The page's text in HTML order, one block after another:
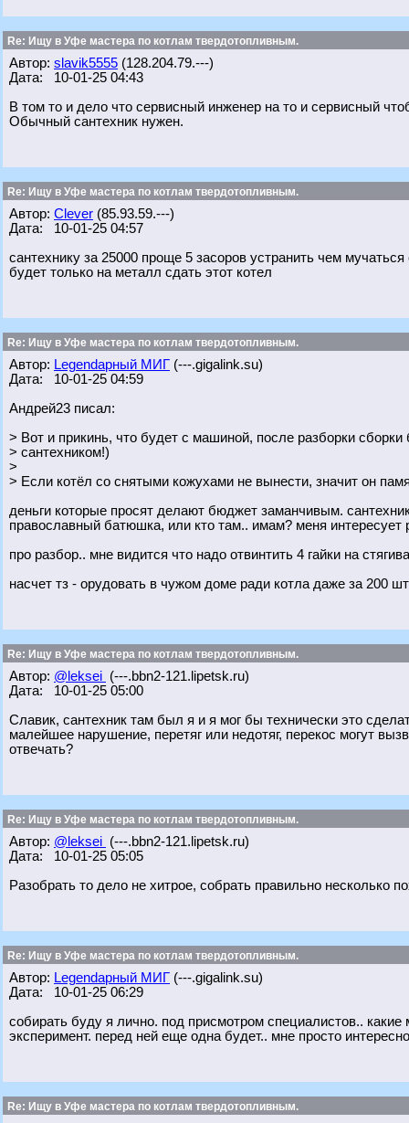
Re: Ищу в Уфе мастера по котлам твердотопливным.
Автор: slavik5555 (128.204.79.---)
Дата: 10-01-25 04:43
В том то и дело что сервисный инженер на то и сервисный
Обычный сантехник нужен.
Re: Ищу в Уфе мастера по котлам твердотопливным.
Автор: Clever (85.93.59.---)
Дата: 10-01-25 04:57
сантехнику за 25000 проще 5 засоров устранить чем
будет только на металл сдать этот котел
Re: Ищу в Уфе мастера по котлам твердотопливным.
Автор: Legendарный МИГ (---.gigalink.su)
Дата: 10-01-25 04:59
Андрей23 писал:
> Вот и прикинь, что будет с машиной, после разборки
> сантехником!)
>
> Если котёл со снятыми кожухами не вынести, значит он
деньги которые просят делают бюджет заманчивым.
православный батюшка, или кто там.. имам? меня интересует
про разбор.. мне видится что надо отвинтить 4 гайки на
насчет тз - орудовать в чужом доме ради котла даже за 200
Re: Ищу в Уфе мастера по котлам твердотопливным.
Автор: @leksei (---.bbn2-121.lipetsk.ru)
Дата: 10-01-25 05:00
Славик, сантехник там был я и я мог бы технически это
малейшее нарушение, перетяг или недотяг, перекос могут
отвечать?
Re: Ищу в Уфе мастера по котлам твердотопливным.
Автор: @leksei (---.bbn2-121.lipetsk.ru)
Дата: 10-01-25 05:05
Разобрать то дело не хитрое, собрать правильно несколько
Re: Ищу в Уфе мастера по котлам твердотопливным.
Автор: Legendарный МИГ (---.gigalink.su)
Дата: 10-01-25 06:29
собирать буду я лично. под присмотром специалистов.. какие
эксперимент. перед ней еще одна будет.. мне просто
Re: Ищу в Уфе мастера по котлам твердотопливным.